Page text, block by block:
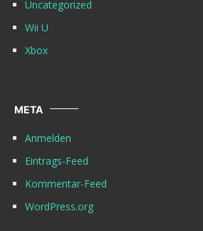
Uncategorized
Wii U
Xbox
META
Anmelden
Eintrags-Feed
Kommentar-Feed
WordPress.org